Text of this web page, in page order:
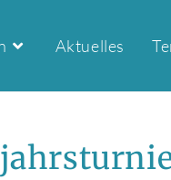
Aktuelles